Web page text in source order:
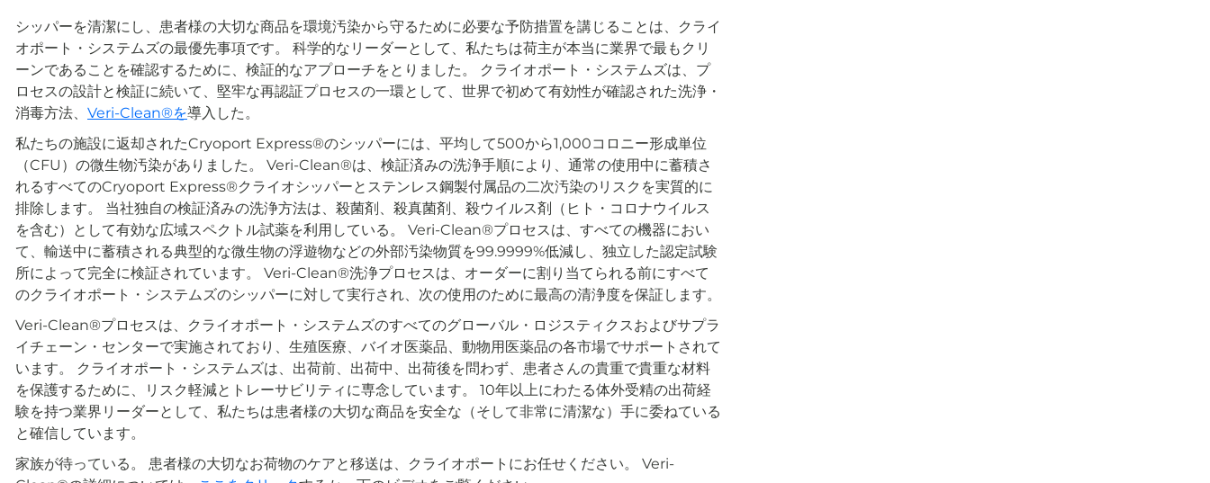
シッパーを清潔にし、患者様の大切な商品を環境汚染から守るために必要な予防措置を講じることは、クライ
オポート・システムズの最優先事項です。 科学的なリーダーとして、私たちは荷主が本当に業界で最もクリ
ーンであることを確認するために、検証的なアプローチをとりました。 クライオポート・システムズは、プ
ロセスの設計と検証に続いて、堅牢な再認証プロセスの一環として、世界で初めて有効性が確認された洗浄・
消毒方法、 Veri-Clean®を導入した。
私たちの施設に返却されたCryoport Express®のシッパーには、平均して500から1,000コロニー形成単位
（CFU）の微生物汚染がありました。 Veri-Clean®は、検証済みの洗浄手順により、通常の使用中に蓄積さ
れるすべてのCryoport Express®クライオシッパーとステンレス鋼製付属品の二次汚染のリスクを実質的に
排除します。 当社独自の検証済みの洗浄方法は、殺菌剤、殺真菌剤、殺ウイルス剤（ヒト・コロナウイルス
を含む）として有効な広域スペクトル試薬を利用している。 Veri-Clean®プロセスは、すべての機器におい
て、輸送中に蓄積される典型的な微生物の浮遊物などの外部汚染物質を99.9999%低減し、独立した認定試験
所によって完全に検証されています。 Veri-Clean®洗浄プロセスは、オーダーに割り当てられる前にすべて
のクライオポート・システムズのシッパーに対して実行され、次の使用のために最高の清浄度を保証します。
Veri-Clean®プロセスは、クライオポート・システムズのすべてのグローバル・ロジスティクスおよびサプラ
イチェーン・センターで実施されており、生殖医療、バイオ医薬品、動物用医薬品の各市場でサポートされて
います。 クライオポート・システムズは、出荷前、出荷中、出荷後を問わず、患者さんの貴重で貴重な材料
を保護するために、リスク軽減とトレーサビリティに専念しています。 10年以上にわたる体外受精の出荷経
験を持つ業界リーダーとして、私たちは患者様の大切な商品を安全な（そして非常に清潔な）手に委ねている
と確信しています。
家族が待っている。 患者様の大切なお荷物のケアと移送は、クライオポートにお任せください。 Veri-